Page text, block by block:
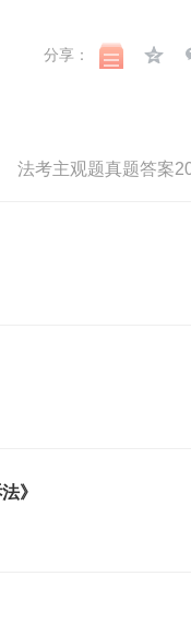
分享：
法考主观题真题答案
》